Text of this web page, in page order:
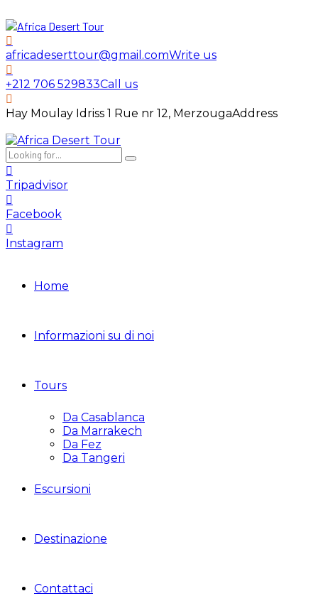
africadeserttour@gmail.comWrite us
+212 706 529833Call us
Hay Moulay Idriss 1 Rue nr 12, MerzougaAddress
Tripadvisor
Facebook
Instagram
Home
Informazioni su di noi
Tours
Da Casablanca
Da Marrakech
Da Fez
Da Tangeri
Escursioni
Destinazione
Contattaci